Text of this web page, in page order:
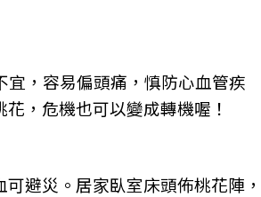
，容易偏頭痛，慎防心血管疾
，危機也可以變成轉機喔！
避災。居家臥室床頭佈桃花陣，